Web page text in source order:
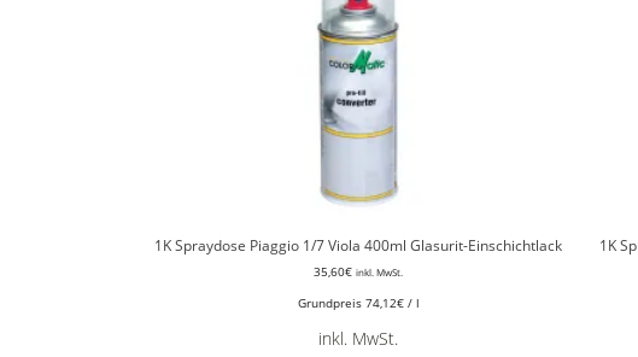
1K Spraydose Piaggio 1/7 Viola 400ml Glasurit-Einschichtlack
35,60€ inkl. MwSt.
Grundpreis 74,12€/ l
inkl. MwSt.
1K